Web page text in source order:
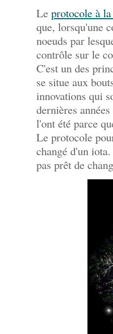
Le protocole à
que, lorsqu'une
noeuds par
contrôle sur le
C'est un des
se situe aux
innovations qui
dernières
l'ont été parce
Le protocole
changé d'un
pas prêt de